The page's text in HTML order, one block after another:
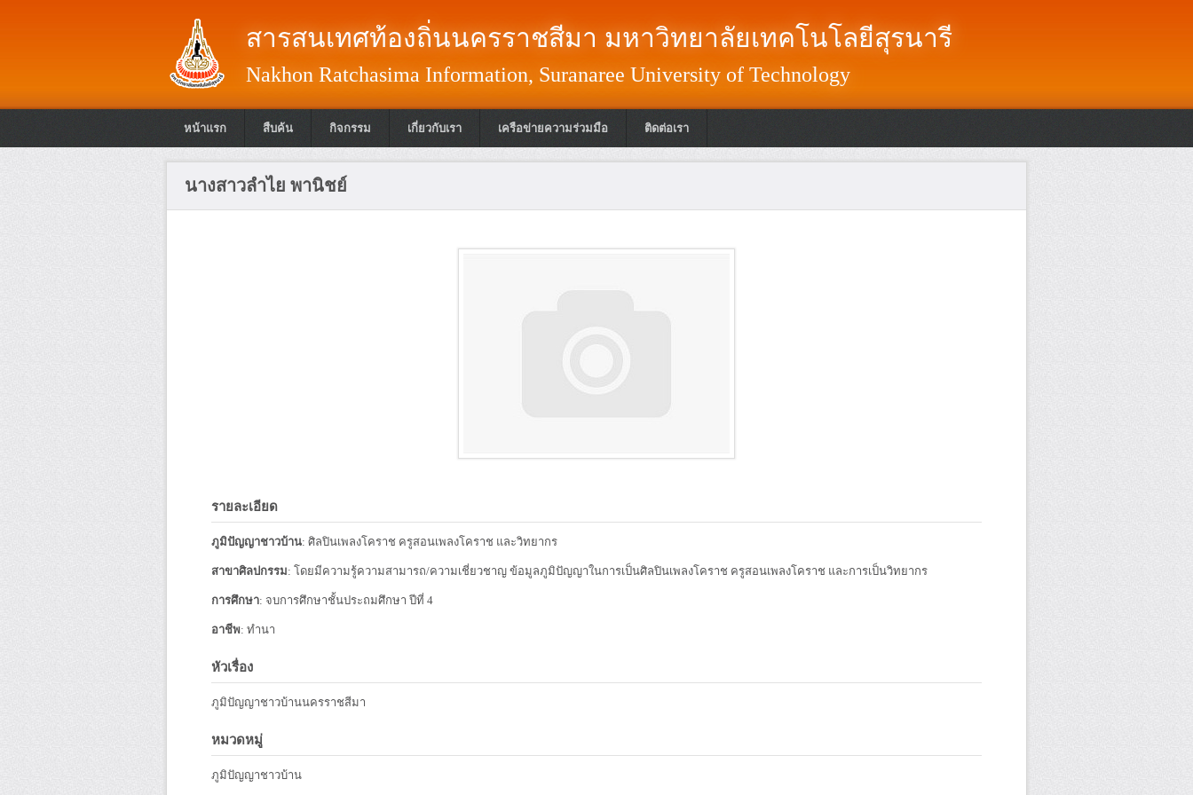
สารสนเทศท้องถิ่นนครราชสีมา มหาวิทยาลัยเทคโนโลยีสุรนารี
Nakhon Ratchasima Information, Suranaree University of Technology
หน้าแรก สืบค้น กิจกรรม เกี่ยวกับเรา เครือข่ายความร่วมมือ ติดต่อเรา
นางสาวลำไย พานิชย์
รายละเอียด
ภูมิปัญญาชาวบ้าน: ศิลปินเพลงโคราช ครูสอนเพลงโคราช และวิทยากร
สาขาศิลปกรรม: โดยมีความรู้ความสามารถ/ความเชี่ยวชาญ ข้อมูลภูมิปัญญาในการเป็นศิลปินเพลงโคราช ครูสอนเพลงโคราช และการเป็นวิทยากร
การศึกษา: จบการศึกษาชั้นประถมศึกษา ปีที่ 4
อาชีพ: ทำนา
หัวเรื่อง
ภูมิปัญญาชาวบ้านนครราชสีมา
หมวดหมู่
ภูมิปัญญาชาวบ้าน